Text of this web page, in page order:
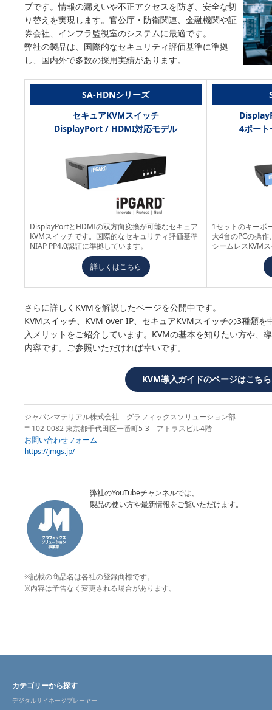
プです。情報の漏えいや不正アクセスを防ぎ、安全な切
り替えを実現します。官公庁・防衛関連、金融機関や証
券会社、インフラ監視室のシステムに最適です。
弊社の製品は、国際的なセキュリティ評価基準に準拠
し、国内外で多数の採用実績があります。
SA-HDNシリーズ
セキュアKVMスイッチ
DisplayPort / HDMI対応モデル
DisplayPortとHDMIの双方向変換が可能なセキュア
KVMスイッチです。国際的なセキュリティ評価基準
NIAP PP4.0認証に準拠しています。
詳しくはこちら
4ポート
1セットのキーボ
大4台のPCの操
シームレスKVM
さらに詳しくKVMを解説したページを公開中です。
KVMスイッチ、KVM over IP、セキュアKVMスイッチの3種類を
入メリットをご紹介しています。KVMの基本を知りたい方や、
内容です。ご参照いただければ幸いです。
KVM導入ガイドのページはこちら
ジャパンマテリアル株式会社 グラフィックスソリューション部
〒102-0082 東京都千代田区一番町5-3 アトラスビル4階
お問い合わせフォーム
https://jmgs.jp/
弊社のYouTubeチャンネルでは、
製品の使い方や最新情報をご覧いただけます。
※記載の商品名は各社の登録商標です。
※内容は予告なく変更される場合があります。
カテゴリーから探す
デジタルサイネージプレーヤー